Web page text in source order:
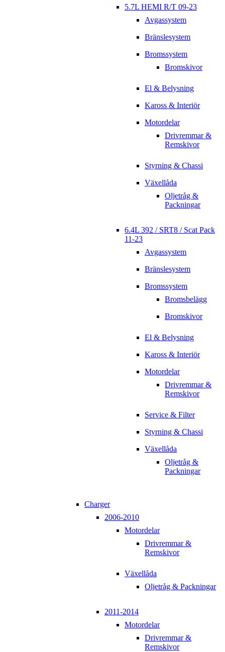
5.7L HEMI R/T 09-23
Avgassystem
Bränslesystem
Bromssystem
Bromskivor
El & Belysning
Kaross & Interiör
Motordelar
Drivremmar &
Remskivor
Styrning & Chassi
Växellåda
Oljetråg &
Packningar
6.4L 392 / SRT8 / Scat Pack
11-23
Avgassystem
Bränslesystem
Bromssystem
Bromsbelägg
Bromskivor
El & Belysning
Kaross & Interiör
Motordelar
Drivremmar &
Remskivor
Service & Filter
Styrning & Chassi
Växellåda
Oljetråg &
Packningar
Charger
2006-2010
Motordelar
Drivremmar &
Remskivor
Växellåda
Oljetråg & Packningar
2011-2014
Motordelar
Drivremmar &
Remskivor